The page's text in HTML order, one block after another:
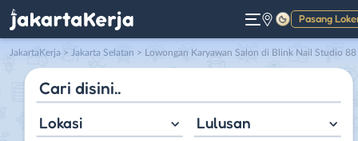
Pasang
Gelap
JakartaKerja > Jakarta Selatan > Lowongan Karyawan Salon di Blink Nail Studio 88
Lokasi Lulusan